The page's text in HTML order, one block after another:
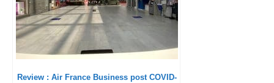
Review : Air France Business post COVID-